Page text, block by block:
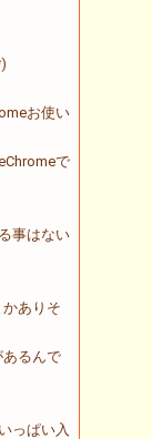
お使い
で
事はない
ありそ
あるんで
っぱい入